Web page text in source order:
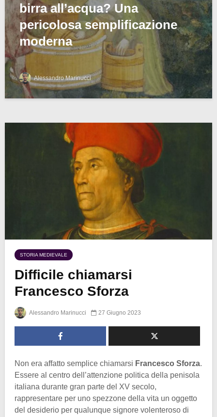
birra all’acqua? Una
pericolosa semplificazione
moderna
Alessandro Marinucci
STORIA MEDIEVALE
Difficile chiamarsi
Francesco Sforza
Alessandro Marinucci 27 Giugno 2023
Non era affatto semplice chiamarsi Francesco Sforza.
Essere al centro dell’attenzione politica della penisola
italiana durante gran parte del XV secolo,
rappresentare per uno spezzone della vita un oggetto
del desiderio per qualunque signore volenteroso di